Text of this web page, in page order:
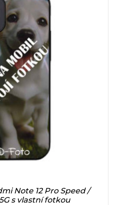
Note 12 Pro Speed /
s vlastní fotkou